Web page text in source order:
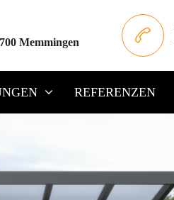
Memmingen
REFERENZEN